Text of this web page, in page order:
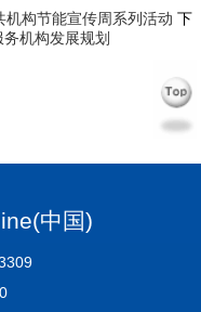
构节能宣传周系列活动 下
机构发展规划
中国)